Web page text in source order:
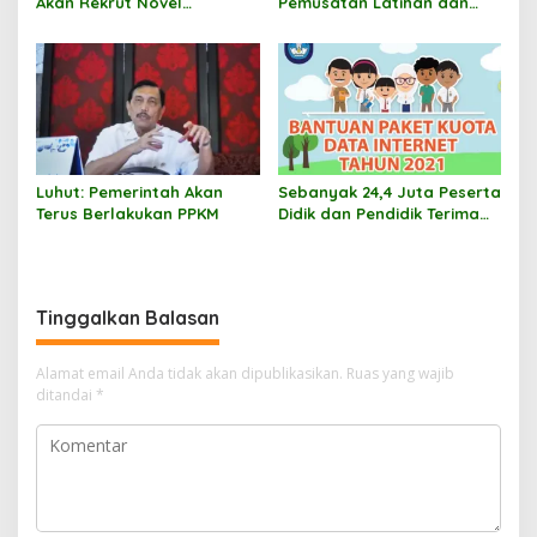
Disabilitas
Luhut: Pemerintah Akan
Terus Berlakukan PPKM
Sebanyak 24,4 Juta Peserta
Didik dan Pendidik Terima
Tinggalkan Balasan
Alamat email Anda tidak akan dipublikasikan. Ruas yang wajib
ditandai *